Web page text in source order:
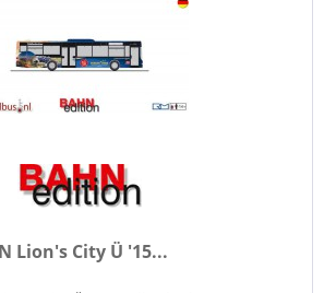
Lion's City Ü '15...